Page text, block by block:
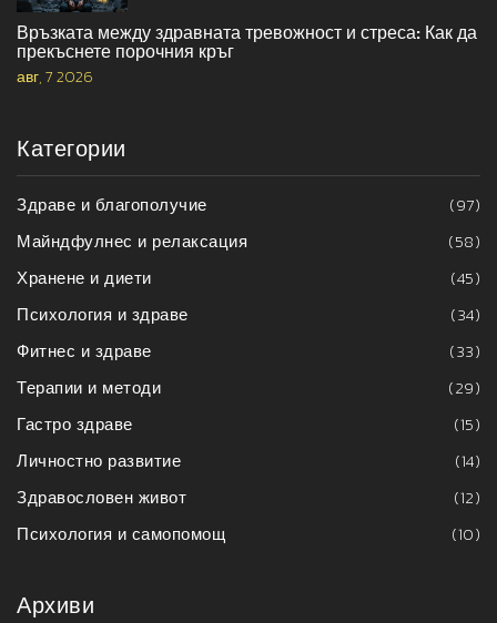
Връзката между здравната тревожност и стреса: Как да
прекъснете порочния кръг
авг, 7 2026
Категории
Здраве и благополучие
(97)
Майндфулнес и релаксация
(58)
Хранене и диети
(45)
Психология и здраве
(34)
Фитнес и здраве
(33)
Терапии и методи
(29)
Гастро здраве
(15)
Личностно развитие
(14)
Здравословен живот
(12)
Психология и самопомощ
(10)
Архиви